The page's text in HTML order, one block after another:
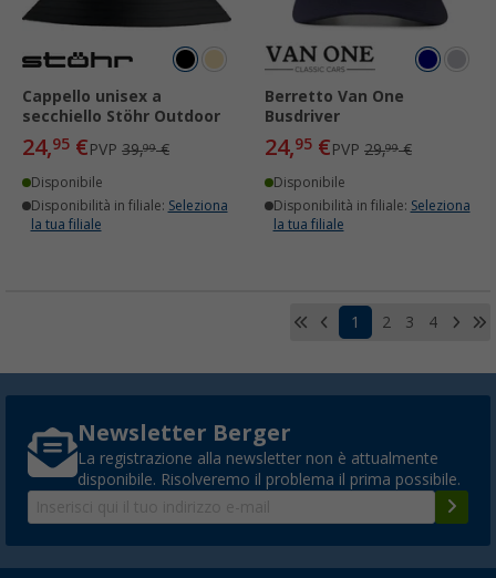
Cappello unisex a
secchiello Stöhr Outdoor
24,95 €PVP 39,99€
Disponibile
Disponibilità in filiale: Seleziona
la tua filiale
Berretto Van One
Busdriver
24,95 €PVP 29,99€
Disponibile
Disponibilità in filiale: Seleziona
la tua filiale
1 2 3 4
Newsletter Berger
La registrazione alla newsletter non è attualmente
disponibile. Risolveremo il problema il prima possibile.